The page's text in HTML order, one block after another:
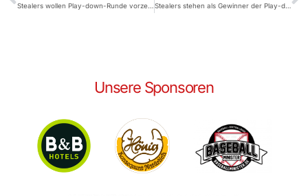
Stealers stehen als Gewinner der Play-down-Runde fest
Unsere Sponsoren